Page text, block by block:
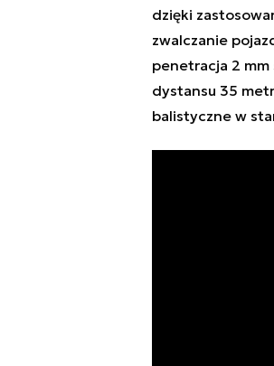
dzięki
zwalczanie
penetracja 2
dystansu 35
balistyczne w